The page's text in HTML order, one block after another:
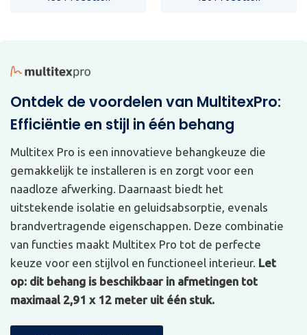
Ontdek de voordelen van MultitexPro:
Efficiëntie en stijl in één behang
Multitex Pro is een innovatieve behangkeuze die
gemakkelijk te installeren is en zorgt voor een
naadloze afwerking. Daarnaast biedt het
uitstekende isolatie en geluidsabsorptie, evenals
brandvertragende eigenschappen. Deze combinatie
van functies maakt Multitex Pro tot de perfecte
keuze voor een stijlvol en functioneel interieur. Let
op: dit behang is beschikbaar in afmetingen tot
maximaal 2,91 x 12 meter uit één stuk.